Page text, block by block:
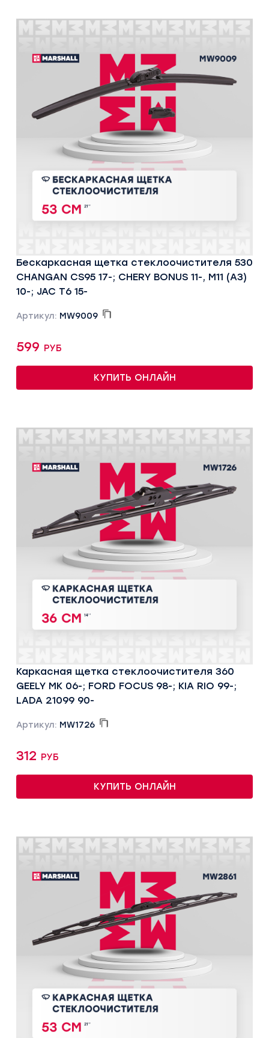
Бескаркасная щетка стеклоочистителя 530
CHANGAN CS95 17-; CHERY BONUS 11-, M11 (A3)
10-; JAC T6 15-
Артикул: MW9009
599 руб
КУПИТЬ ОНЛАЙН
Каркасная щетка стеклоочистителя 360
GEELY MK 06-; FORD FOCUS 98-; KIA RIO 99-;
LADA 21099 90-
Артикул: MW1726
312 руб
КУПИТЬ ОНЛАЙН